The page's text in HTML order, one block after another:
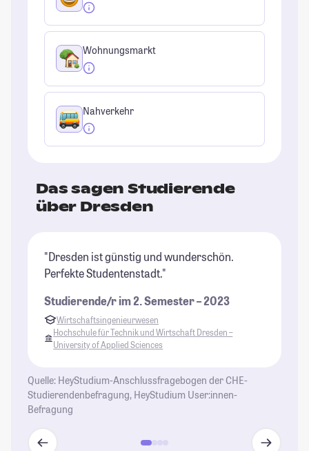
Wohnungsmarkt
Nahverkehr
Das sagen Studierende
über Dresden
"Dresden ist günstig und wunderschön.
Perfekte Studentenstadt."
Studierende/r im 2. Semester – 2023
Wirtschaftsingenieurwesen
Hochschule für Technik und Wirtschaft Dresden –
University of Applied Sciences
Quelle: HeyStudium-Anschlussfragebogen der CHE-
Studierendenbefragung, HeyStudium User:innen-
Befragung